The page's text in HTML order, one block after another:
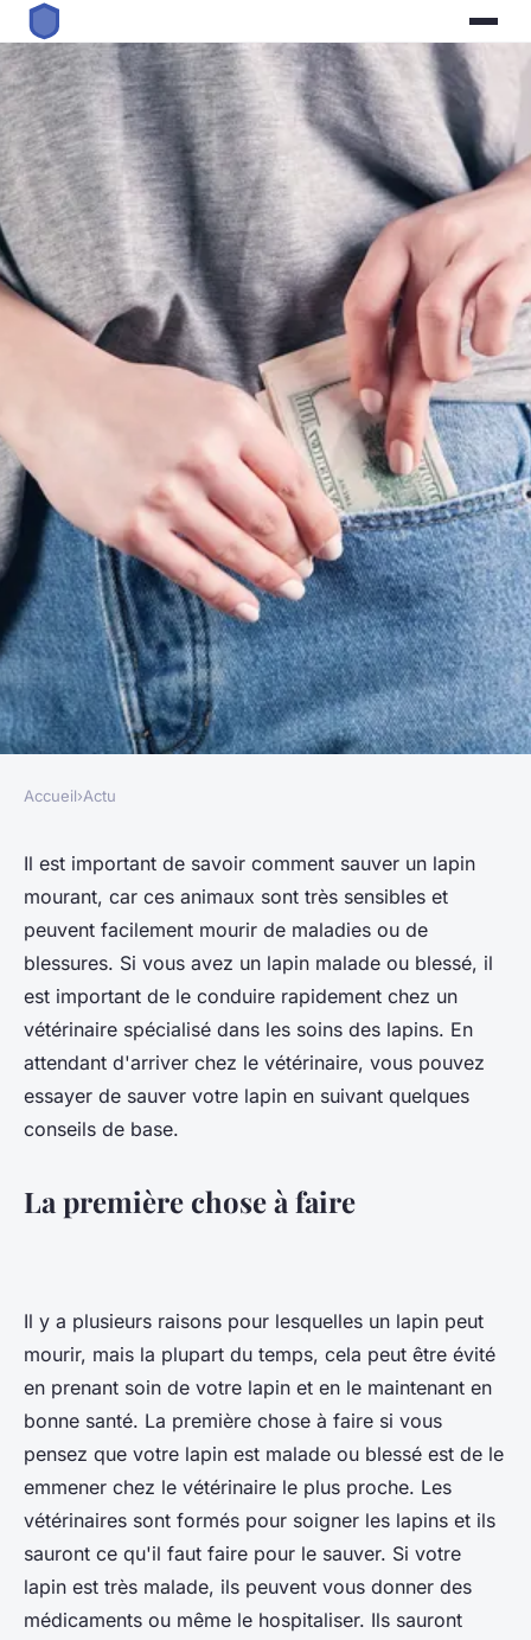
Comment sauver un lapin
mourant ?
adeline•28 novembre 2022•8 min de lecture
Accueil›Actu
Il est important de savoir comment sauver un lapin
mourant, car ces animaux sont très sensibles et
peuvent facilement mourir de maladies ou de
blessures. Si vous avez un lapin malade ou blessé, il
est important de le conduire rapidement chez un
vétérinaire spécialisé dans les soins des lapins. En
attendant d'arriver chez le vétérinaire, vous pouvez
essayer de sauver votre lapin en suivant quelques
conseils de base.
La première chose à faire
Il y a plusieurs raisons pour lesquelles un lapin peut
mourir, mais la plupart du temps, cela peut être évité
en prenant soin de votre lapin et en le maintenant en
bonne santé. La première chose à faire si vous
pensez que votre lapin est malade ou blessé est de le
emmener chez le vétérinaire le plus proche. Les
vétérinaires sont formés pour soigner les lapins et ils
sauront ce qu'il faut faire pour le sauver. Si votre
lapin est très malade, ils peuvent vous donner des
médicaments ou même le hospitaliser. Ils sauront